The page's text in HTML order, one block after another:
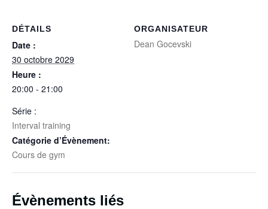
DÉTAILS
Date :
30 octobre 2029
Heure :
20:00 - 21:00
Série :
Interval training
Catégorie d’Évènement:
Cours de gym
ORGANISATEUR
Dean Gocevski
Évènements liés